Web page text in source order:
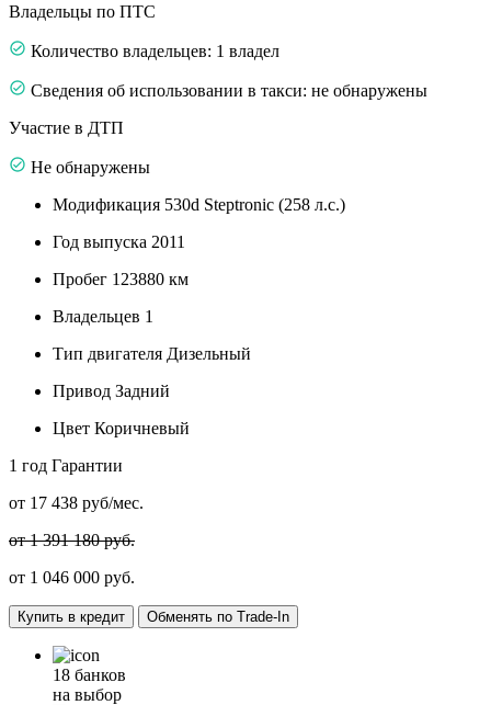
Владельцы по ПТС
Количество владельцев: 1 владел
Сведения об использовании в такси: не обнаружены
Участие в ДТП
Не обнаружены
Модификация 530d Steptronic (258 л.с.)
Год выпуска 2011
Пробег 123880 км
Владельцев 1
Тип двигателя Дизельный
Привод Задний
Цвет Коричневый
1 год Гарантии
от 17 438 руб/мес.
от 1 391 180 руб.
от 1 046 000 руб.
Купить в кредит Обменять по Trade-In
18 банков
на выбор